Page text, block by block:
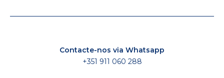
Contacte-nos via Whatsapp
+351 911 060 288